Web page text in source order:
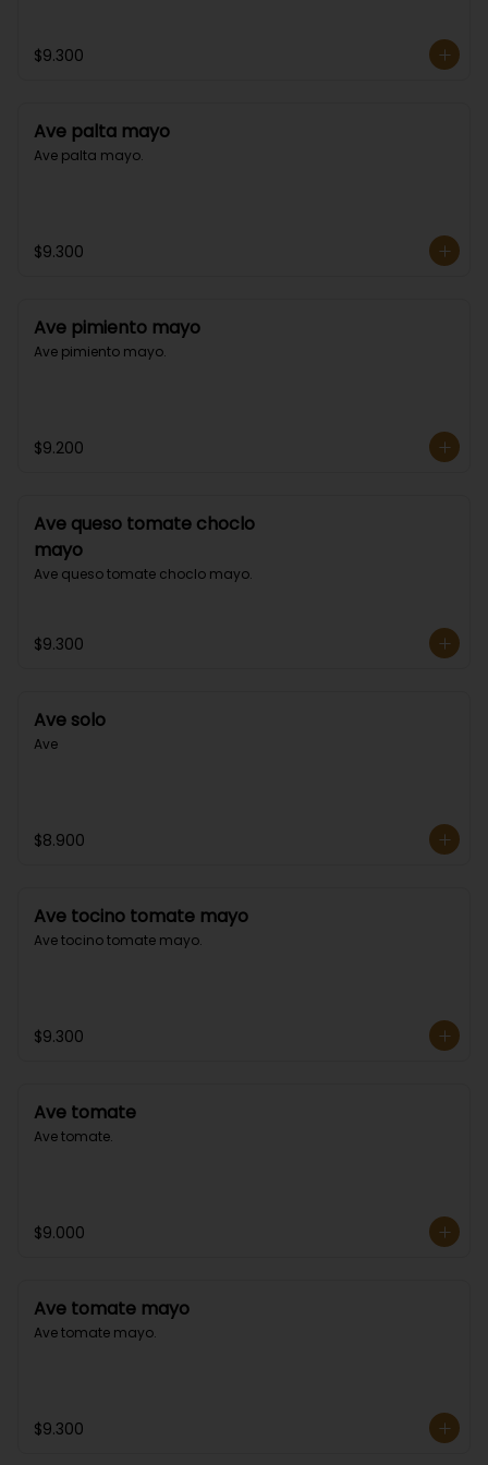
$9.300
Ave palta mayo
Ave palta mayo.
$9.300
Ave pimiento mayo
Ave pimiento mayo.
$9.200
Ave queso tomate choclo
mayo
Ave queso tomate choclo mayo.
$9.300
Ave solo
Ave
$8.900
Ave tocino tomate mayo
Ave tocino tomate mayo.
$9.300
Ave tomate
Ave tomate.
$9.000
Ave tomate mayo
Ave tomate mayo.
$9.300